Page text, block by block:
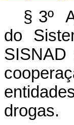
§ 3º
do